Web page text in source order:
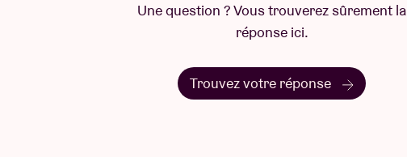
Une question ? Vous trouverez sûrement la
réponse ici.
Trouvez votre réponse